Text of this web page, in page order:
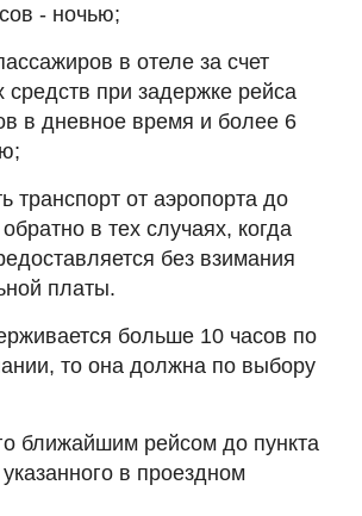
- ночью;
в отеле за счет
средств при задержке рейса
в дневное время и более 6
транспорт от аэропорта до
в тех случаях, когда
без взимания
платы.
больше 10 часов по
то она должна по выбору
ближайшим рейсом до пункта
в проездном